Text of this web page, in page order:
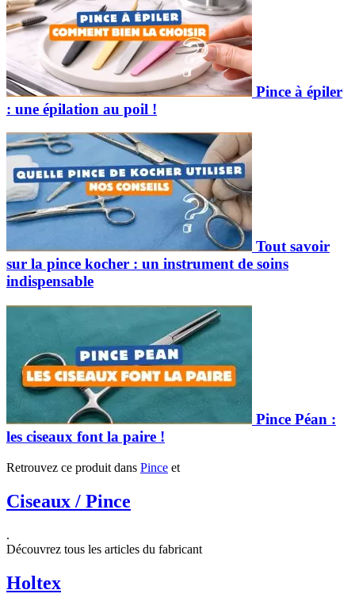
Pince à épiler
: une épilation au poil !
Tout savoir
sur la pince kocher : un instrument de soins
indispensable
Pince Péan :
les ciseaux font la paire !
Retrouvez ce produit dans Pince et
Ciseaux / Pince
.
Découvrez tous les articles du fabricant
Holtex